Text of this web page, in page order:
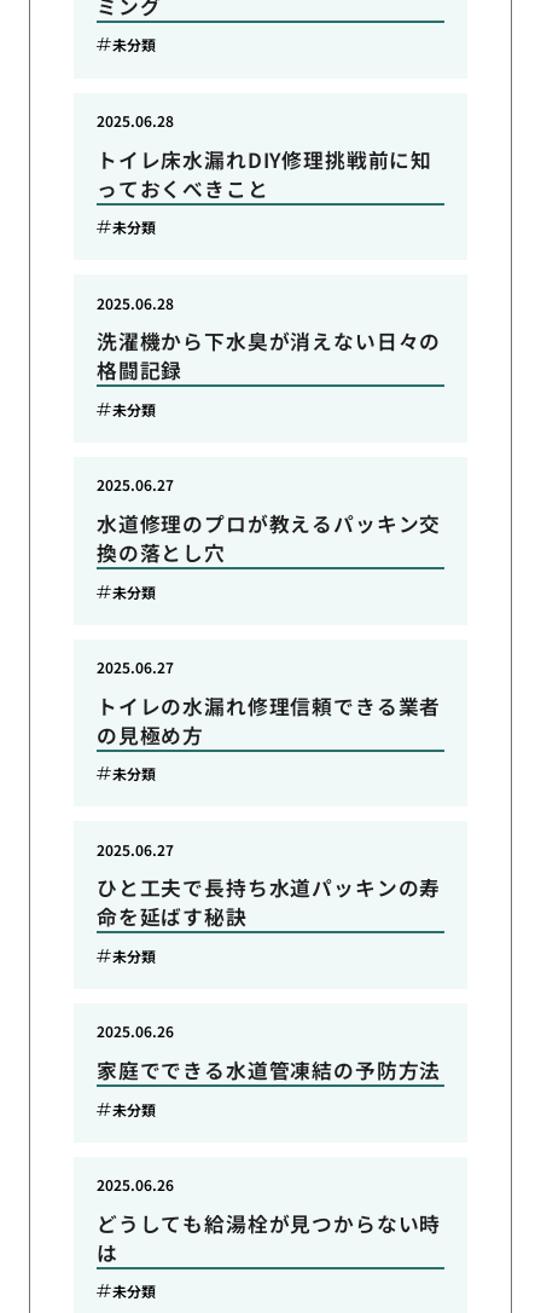
ミング
未分類
トイレ床水漏れDIY修理挑戦前に知
っておくべきこと
2025.06.28
未分類
洗濯機から下水臭が消えない日々の
格闘記録
2025.06.28
未分類
水道修理のプロが教えるパッキン交
換の落とし穴
2025.06.27
未分類
トイレの水漏れ修理信頼できる業者
の見極め方
2025.06.27
未分類
ひと工夫で長持ち水道パッキンの寿
命を延ばす秘訣
2025.06.27
未分類
家庭でできる水道管凍結の予防方法
2025.06.26
未分類
どうしても給湯栓が見つからない時
は
2025.06.26
未分類